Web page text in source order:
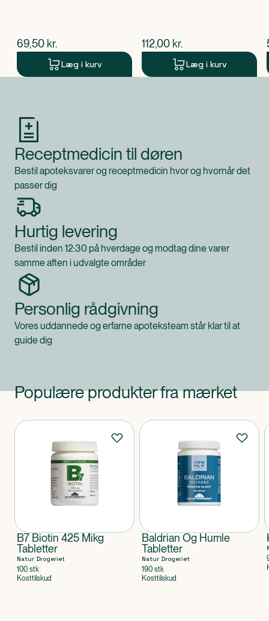
$nuværende pris
69,50 kr.
Læg i kurv
$nuværende pris
112,00 kr.
Læg i kurv
Receptmedicin til døren
Bestil apoteksvarer og receptmedicin hvor og hvornår det
passer dig
Hurtig levering
Bestil inden 12:30 på hverdage og modtag dine varer
samme aften i udvalgte områder
Personlig rådgivning
Vores uddannede og erfarne apoteksteam står klar til at
guide dig
Populære produkter fra mærket
Produkter
B7 Biotin 425 Mikg
Tabletter
Natur Drogeriet
100 stk
Kosttilskud
Baldrian Og Humle
Tabletter
Natur Drogeriet
190 stk
Kosttilskud